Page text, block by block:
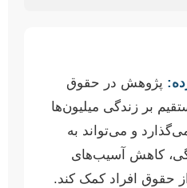
پژوهش در حقوق
بر زندگی میلیون‌ها
و می‌تواند به
کاهش آسیب‌های
حقوق افراد کمک کند.